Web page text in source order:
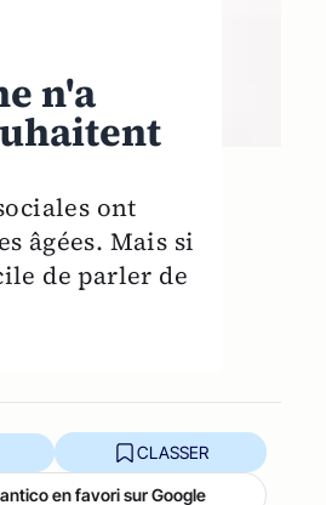
n'a
ont
âgées. Mais si
de parler de
CLASSER
en favori sur Google